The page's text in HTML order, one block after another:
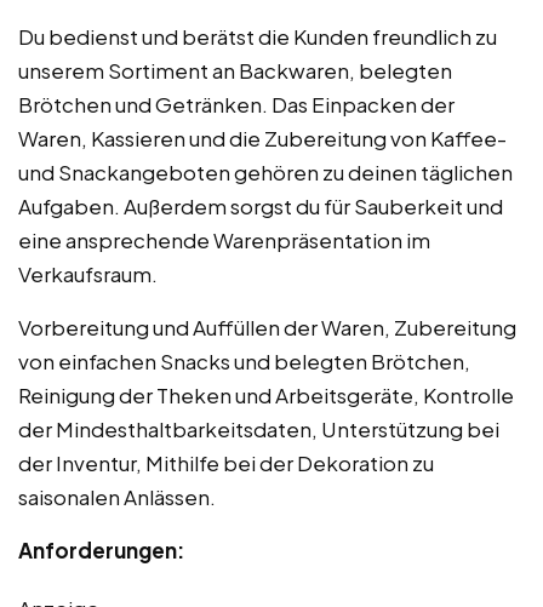
Du bedienst und berätst die Kunden freundlich zu
unserem Sortiment an Backwaren, belegten
Brötchen und Getränken. Das Einpacken der
Waren, Kassieren und die Zubereitung von Kaffee-
und Snackangeboten gehören zu deinen täglichen
Aufgaben. Außerdem sorgst du für Sauberkeit und
eine ansprechende Warenpräsentation im
Verkaufsraum.
Vorbereitung und Auffüllen der Waren, Zubereitung
von einfachen Snacks und belegten Brötchen,
Reinigung der Theken und Arbeitsgeräte, Kontrolle
der Mindesthaltbarkeitsdaten, Unterstützung bei
der Inventur, Mithilfe bei der Dekoration zu
saisonalen Anlässen.
Anforderungen: